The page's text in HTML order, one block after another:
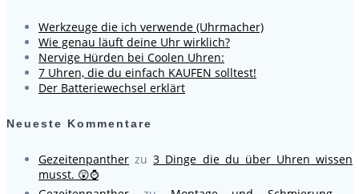
Werkzeuge die ich verwende (Uhrmacher)
Wie genau läuft deine Uhr wirklich?
Nervige Hürden bei Coolen Uhren:
7 Uhren, die du einfach KAUFEN solltest!
Der Batteriewechsel erklärt
Neueste Kommentare
Gezeitenpanther zu3 Dinge die du über Uhren wissen
musst. 😲⌚